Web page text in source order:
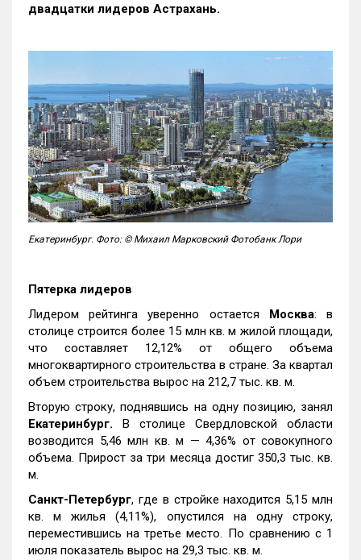
двадцатки лидеров Астрахань.
Екатеринбург. Фото: © Михаил Марковский Фотобанк Лори
Пятерка лидеров
Лидером рейтинга уверенно остается Москва: в
столице строится более 15 млн кв. м жилой площади,
что составляет 12,12% от общего объема
многоквартирного строительства в стране. За квартал
объем строительства вырос на 212,7 тыс. кв. м.
Вторую строку, поднявшись на одну позицию, занял
Екатеринбург. В столице Свердловской области
возводится 5,46 млн кв. м — 4,36% от совокупного
объема. Прирост за три месяца достиг 350,3 тыс. кв.
м.
Санкт-Петербург, где в стройке находится 5,15 млн
кв. м жилья (4,11%), опустился на одну строку,
переместившись на третье место. По сравнению с 1
июля показатель вырос на 29,3 тыс. кв. м.